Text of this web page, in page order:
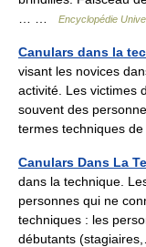
Encyclopédie
Canulars dans la
visant les novices
activité. Les victimes
souvent des
termes techniques
Canulars Dans La
dans la technique.
personnes qui ne
techniques : les
débutants